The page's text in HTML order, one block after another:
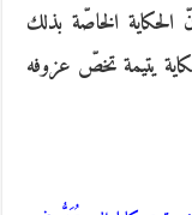
الخاصّة بذلك
يتيمة تخصّ عزوفه